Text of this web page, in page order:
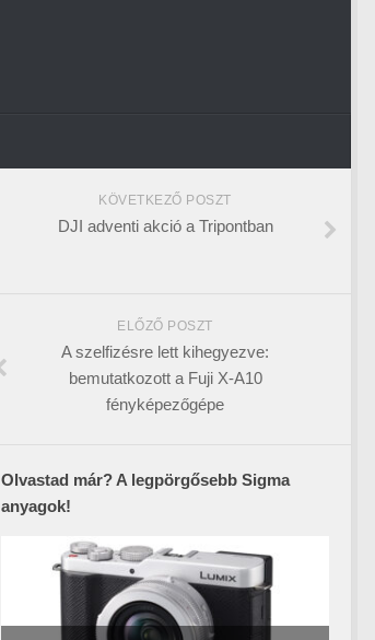
KÖVETKEZŐ POSZT
DJI adventi akció a Tripontban
ELŐZŐ POSZT
A szelfizésre lett kihegyezve:
bemutatkozott a Fuji X-A10
fényképezőgépe
Olvastad már? A legpörgősebb Sigma
anyagok!